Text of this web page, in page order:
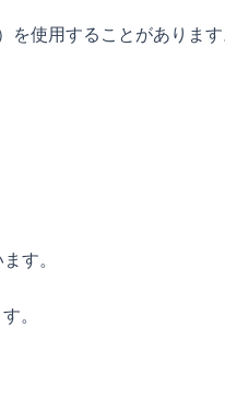
を使用することがありま
す。
。